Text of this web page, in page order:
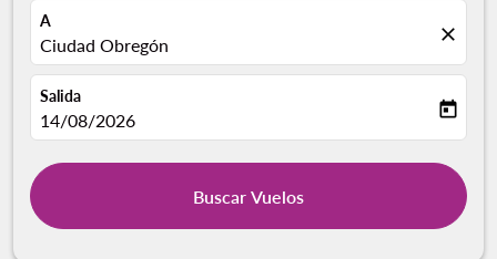
A
Ciudad Obregón close
Salida
fc-booking-departure-date-aria-label
14/08/2026 today
Buscar Vuelos